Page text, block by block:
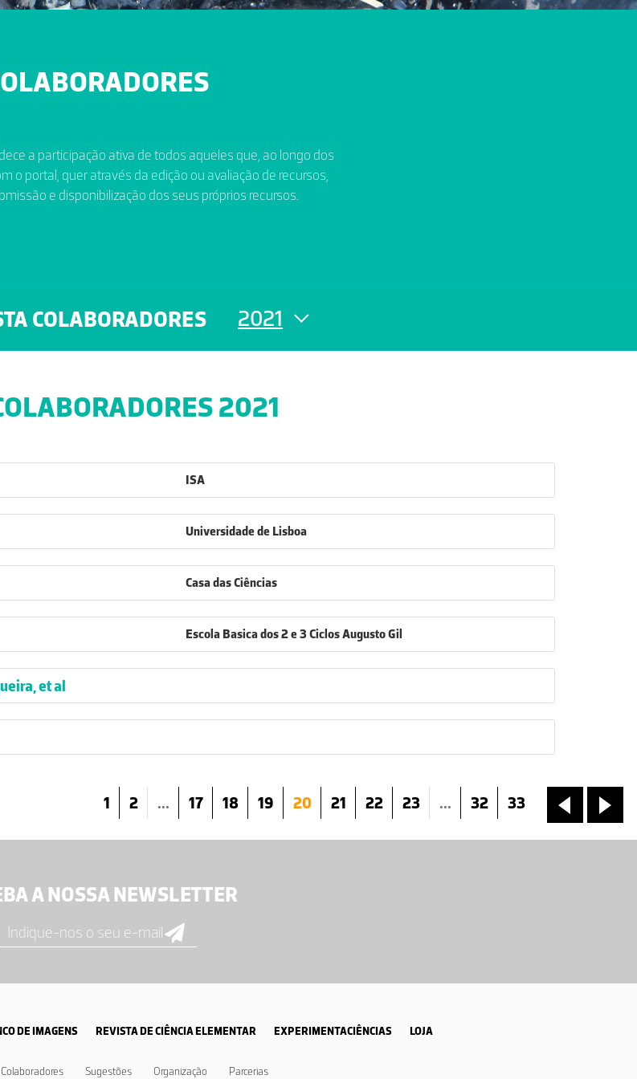
a participação ativa de todos aqueles que, ao longo dos
o portal, quer através da edição ou avaliação de recursos,
e disponibilização dos seus próprios recursos.
COLABORADORES 2021
2021
ISA
Universidade de Lisboa
Casa das Ciências
Escola Basica dos 2 e 3 Ciclos Augusto Gil
et al
«
1 2 ... 17 18 19 20 21 22 23 ... 32 33 »
A NOSSA NEWSLETTER
DE IMAGENS REVISTA DE CIÊNCIA ELEMENTAR EXPERIMENTACIÊNCIAS LOJA
Colaboradores Sugestões Organização Parcerias